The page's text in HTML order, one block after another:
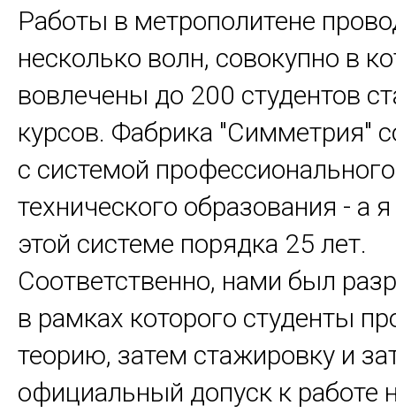
Работы в метрополитене
несколько волн, совокупно в
вовлечены до 200 студентов
курсов. Фабрика "Симметрия"
с системой профессионального
технического образования - а
этой системе порядка 25 лет.
Соответственно, нами был
в рамках которого студенты
теорию, затем стажировку и
официальный допуск к работе